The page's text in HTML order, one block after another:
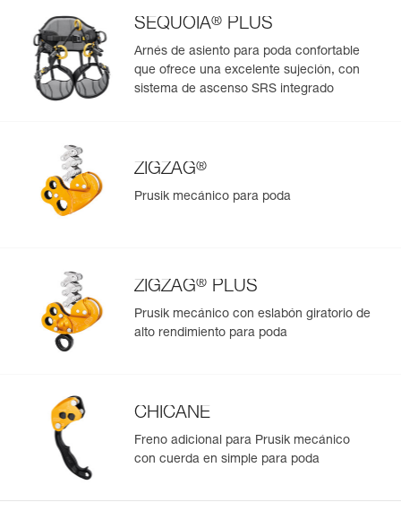
SEQUOIA® PLUS
Arnés de asiento para poda confortable
que ofrece una excelente sujeción, con
sistema de ascenso SRS integrado
ZIGZAG®
Prusik mecánico para poda
ZIGZAG® PLUS
Prusik mecánico con eslabón giratorio de
alto rendimiento para poda
CHICANE
Freno adicional para Prusik mecánico
con cuerda en simple para poda